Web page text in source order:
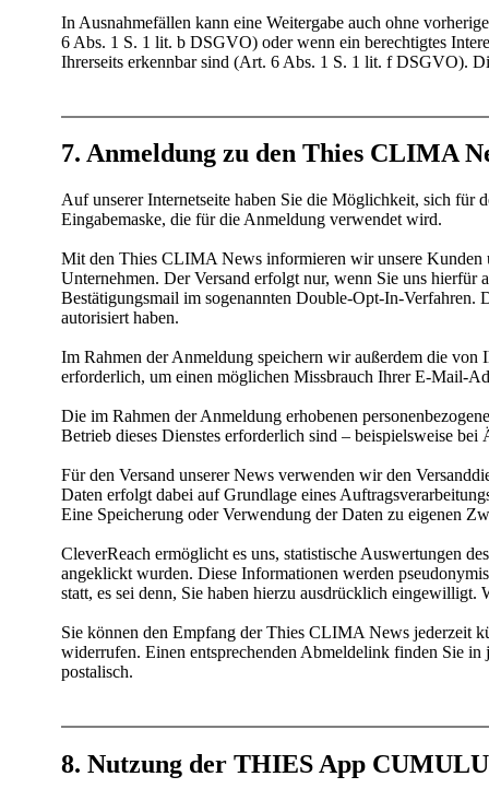
In Ausnahmefällen kann eine Weitergabe auch ohne
6 Abs. 1 S. 1 lit. b DSGVO) oder wenn ein berechtigtes
Ihrerseits erkennbar sind (Art. 6 Abs. 1 S. 1 lit. f DSGVO).
7. Anmeldung zu den Thies CLIMA
Auf unserer Internetseite haben Sie die Möglichkeit, sich für
Eingabemaske, die für die Anmeldung verwendet wird.
Mit den Thies CLIMA News informieren wir unsere Kunden
Unternehmen. Der Versand erfolgt nur, wenn Sie uns
Bestätigungsmail im sogenannten Double-Opt-In-Verfahren.
autorisiert haben.
Im Rahmen der Anmeldung speichern wir außerdem die
erforderlich, um einen möglichen Missbrauch Ihrer E-Mail-
Die im Rahmen der Anmeldung erhobenen
Betrieb dieses Dienstes erforderlich sind – beispielsweise
Für den Versand unserer News verwenden wir den
Daten erfolgt dabei auf Grundlage eines
Eine Speicherung oder Verwendung der Daten zu eigenen
CleverReach ermöglicht es uns, statistische Auswertungen
angeklickt wurden. Diese Informationen werden
statt, es sei denn, Sie haben hierzu ausdrücklich
Sie können den Empfang der Thies CLIMA News jederzeit
widerrufen. Einen entsprechenden Abmeldelink finden Sie
postalisch.
8. Nutzung der THIES App